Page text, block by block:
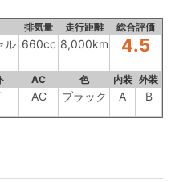
排気量 走行距離 総合評価
ル 660cc 8,000km 4.5
AC 色 内装 外装
AC ブラック A B